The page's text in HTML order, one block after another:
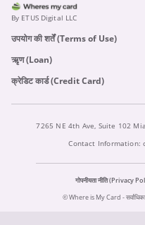
By ETUS Digital LLC
उपयोग की शर्तें (Terms of Use)
ऋृण (Loan)
क्रेडिट कार्ड (Credit Card)
7265 NE 4th Ave, Suite 102
Contact Information:
गोपनीयता नीति (Privacy
© Where is My Card -